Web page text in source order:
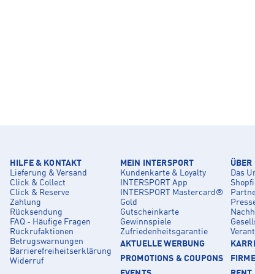
HILFE & KONTAKT
Lieferung & Versand
Click & Collect
Click & Reserve
Zahlung
Rücksendung
FAQ - Häufige Fragen
Rückrufaktionen
Betrugswarnungen
Barrierefreiheitserklärung
Widerruf
MEIN INTERSPORT
Kundenkarte & Loyalty
INTERSPORT App
INTERSPORT Mastercard®
Gold
Gutscheinkarte
Gewinnspiele
Zufriedenheitsgarantie
AKTUELLE WERBUNG
PROMOTIONS & COUPONS
ÜBER
Das